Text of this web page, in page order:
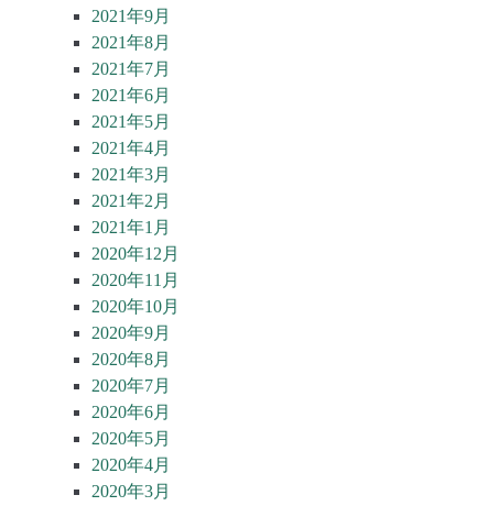
2021年9月
2021年8月
2021年7月
2021年6月
2021年5月
2021年4月
2021年3月
2021年2月
2021年1月
2020年12月
2020年11月
2020年10月
2020年9月
2020年8月
2020年7月
2020年6月
2020年5月
2020年4月
2020年3月